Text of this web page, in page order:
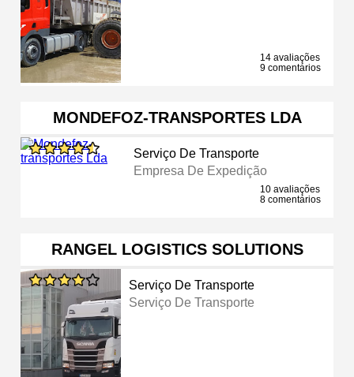
14 avaliações
9 comentários
MONDEFOZ-TRANSPORTES LDA
Serviço De Transporte
Empresa De Expedição
10 avaliações
8 comentários
RANGEL LOGISTICS SOLUTIONS
Serviço De Transporte
Serviço De Transporte